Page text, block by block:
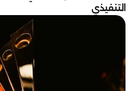
التنفيذي